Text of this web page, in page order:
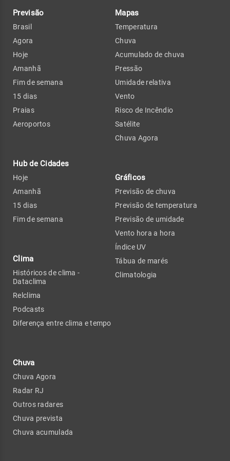
Previsão
Brasil
Agora
Hoje
Amanhã
Fim de semana
15 dias
Praias
Aeroportos
Hub de Cidades
Hoje
Amanhã
15 dias
Fim de semana
Clima
Históricos de clima -
Dataclima
Relclima
Podcasts
Diferença entre clima e tempo
Chuva
Chuva Agora
Radar RJ
Outros radares
Chuva prevista
Chuva acumulada
Mapas
Temperatura
Chuva
Acumulado de chuva
Pressão
Umidade relativa
Vento
Risco de Incêndio
Satélite
Chuva Agora
Gráficos
Previsão de chuva
Previsão de temperatura
Previsão de umidade
Vento hora a hora
Índice UV
Tábua de marés
Climatologia